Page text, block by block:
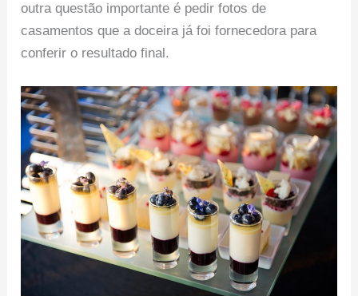
outra questão importante é pedir fotos de
casamentos que a doceira já foi fornecedora para
conferir o resultado final.